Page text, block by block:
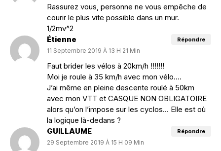
Rassurez vous, personne ne vous empêche de
courir le plus vite possible dans un mur.
1/2mv^2
Étienne
11 Septembre 2019 À 13 H 21 Min
Faut brider les vélos à 20km/h !!!!!!!
Moi je roule à 35 km/h avec mon vélo….
J’ai même en pleine descente roulé à 50km
avec mon VTT et CASQUE NON OBLIGATOIRE
alors qu’on l’impose sur les cyclos… Elle est où
la logique là-dedans ?
Répondre
GUILLAUME
29 Septembre 2019 À 15 H 09 Min
Répondre